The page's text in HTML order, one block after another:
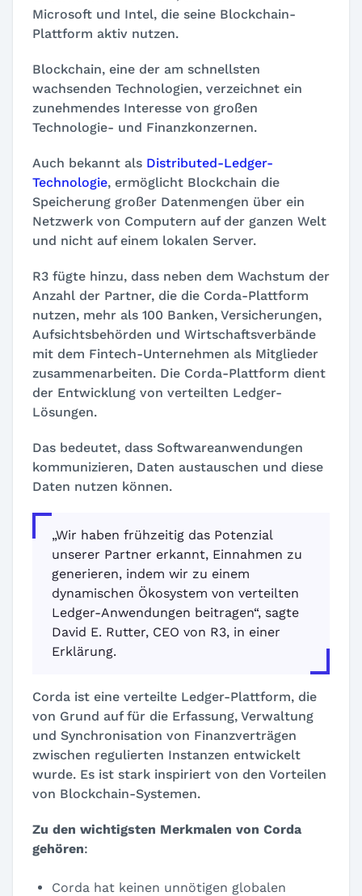
Microsoft und Intel, die seine Blockchain-
Plattform aktiv nutzen.
Blockchain, eine der am schnellsten
wachsenden Technologien, verzeichnet ein
zunehmendes Interesse von großen
Technologie- und Finanzkonzernen.
Auch bekannt als Distributed-Ledger-
Technologie, ermöglicht Blockchain die
Speicherung großer Datenmengen über ein
Netzwerk von Computern auf der ganzen Welt
und nicht auf einem lokalen Server.
R3 fügte hinzu, dass neben dem Wachstum der
Anzahl der Partner, die die Corda-Plattform
nutzen, mehr als 100 Banken, Versicherungen,
Aufsichtsbehörden und Wirtschaftsverbände
mit dem Fintech-Unternehmen als Mitglieder
zusammenarbeiten. Die Corda-Plattform dient
der Entwicklung von verteilten Ledger-
Lösungen.
Das bedeutet, dass Softwareanwendungen
kommunizieren, Daten austauschen und diese
Daten nutzen können.
„Wir haben frühzeitig das Potenzial
unserer Partner erkannt, Einnahmen zu
generieren, indem wir zu einem
dynamischen Ökosystem von verteilten
Ledger-Anwendungen beitragen“, sagte
David E. Rutter, CEO von R3, in einer
Erklärung.
Corda ist eine verteilte Ledger-Plattform, die
von Grund auf für die Erfassung, Verwaltung
und Synchronisation von Finanzverträgen
zwischen regulierten Instanzen entwickelt
wurde. Es ist stark inspiriert von den Vorteilen
von Blockchain-Systemen.
Zu den wichtigsten Merkmalen von Corda
gehören:
Corda hat keinen unnötigen globalen